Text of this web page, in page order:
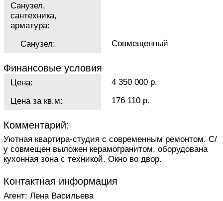
Санузел,
сантехника,
арматура:
Санузел:
Совмещенный
Финансовые условия
Цена:
4 350 000 р.
Цена за кв.м:
176 110 р.
Комментарий:
Уютная квартира-студия с современным ремонтом. С/
у совмещен выложен керамогранитом, оборудована
кухонная зона с техникой. Окно во двор.
Контактная информация
Агент: Лена Васильева